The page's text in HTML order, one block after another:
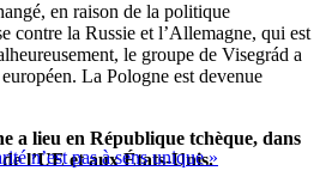
en raison de la politique
contre la Russie et l’Allemagne, qui est
le groupe de Visegrád a
La Pologne est devenue
n’est pas à sens unique »
a lieu en République tchèque, dans
l’UE et aux États-Unis.